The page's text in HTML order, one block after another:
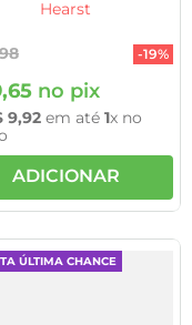
Hearst
98 -19%
,65 no pix
9,92 em até 1x no
ADICIONAR
ÚLTIMA CHANCE